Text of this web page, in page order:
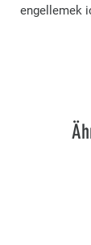
engellemek